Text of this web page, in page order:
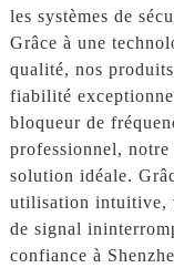
les systèmes de
Grâce à une
qualité, nos
fiabilité
bloqueur de
professionnel,
solution idéale.
utilisation intuitive,
de signal
confiance à